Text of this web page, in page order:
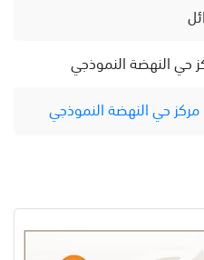
حي النهضة النموذجي
مركز حي النهضة النموذجي